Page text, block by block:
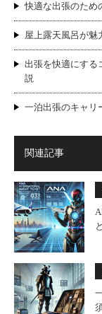
快適な出張のため
屋上露天風呂が魅
出張を快適にする
説
一泊出張のキャリ
関連記事